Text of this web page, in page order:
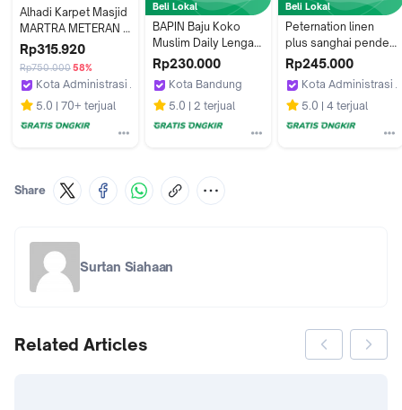
Alhadi Karpet Masjid
MARTRA METERAN
100cm x 120cm
Tebal 13mm Sajadah
Mushola Empuk
Lembut
Rp315.920
Rp750.00058%
Kota Administrasi Jakarta Pusat
Alhadi Official Store
5.0 70+ terjual
Beli Lokal
BAPIN Baju Koko
Muslim Daily Lengan
Pendek - Pakaian
Muslim Pria
Rp230.000
Kota Bandung
Bapinstore_NEW
5.0 2 terjual
Beli Lokal
Peternation linen
plus sanghai pendek
warna cadet gray
regular fit
Rp245.000
Kota Administrasi
PETERNATION
5.0 4 terjual
Share
Surtan Siahaan
Related Articles